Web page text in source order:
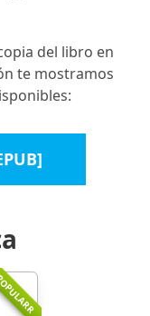
del libro en
te mostramos